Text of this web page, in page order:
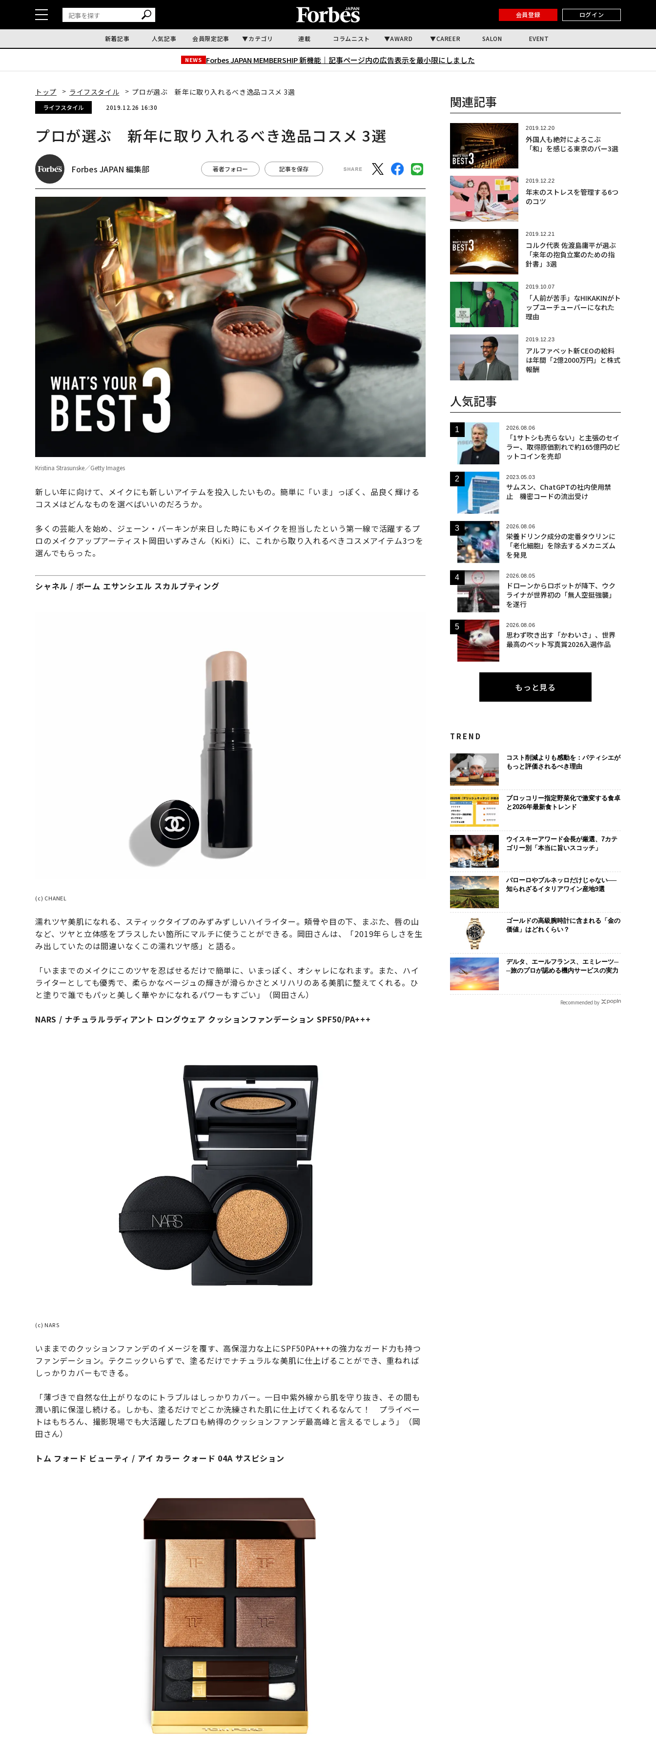
会員登録 ログイン
新着記事 人気記事 会員限定記事 カテゴリ 連載 コラムニスト AWARD CAREER SALON EVENT
NEWS Forbes JAPAN MEMBERSHIP 新機能｜ 記事ページ内の広告表示を最小限にしました
トップ ライフスタイル プロが選ぶ 新年に取り入れるべき逸品コスメ 3選
ライフスタイル 2019.12.26 16:30
プロが選ぶ 新年に取り入れるべき逸品コスメ 3選
Forbes JAPAN 編集部 著者フォロー 記事を保存
Kristina Strasunske／Getty Images
新しい年に向けて、メイクにも新しいアイテムを投入したいもの。簡単に「いま」っぽく、品良く輝ける
コスメはどんなものを選べばいいのだろうか。
多くの芸能人を始め、ジェーン・バーキンが来日した時にもメイクを担当したという第一線で活躍するプ
ロのメイクアップアーティスト岡田いずみさん（KiKi）に、これから取り入れるべきコスメアイテム3つを
選んでもらった。
シャネル / ボーム エサンシエル スカルプティング
(c) CHANEL
濡れツヤ美肌になれる、スティックタイプのみずみずしいハイライター。頬骨や目の下、まぶた、唇の山
など、ツヤと立体感をプラスしたい箇所にマルチに使うことができる。岡田さんは、「2019年らしさを生
み出していたのは間違いなくこの濡れツヤ感」と語る。
「いままでのメイクにこのツヤを忍ばせるだけで簡単に、いまっぽく、オシャレになれます。また、ハイ
ライターとしても優秀で、柔らかなベージュの輝きが滑らかさとメリハリのある美肌に整えてくれる。ひ
と塗りで誰でもパッと美しく華やかになれるパワーもすごい」（岡田さん）
NARS / ナチュラルラディアント ロングウェア クッションファンデーション SPF50/PA+++
(c) NARS
いままでのクッションファンデのイメージを覆す、高保湿力な上にSPF50PA+++の強力なガード力も持つ
ファンデーション。テクニックいらずで、塗るだけでナチュラルな美肌に仕上げることができ、重ねれば
しっかりカバーもできる。
「薄づきで自然な仕上がりなのにトラブルはしっかりカバー。一日中紫外線から肌を守り抜き、その間も
潤い肌に保湿し続ける。しかも、塗るだけでどこか洗練された肌に仕上げてくれるなんて！ プライベー
トはもちろん、撮影現場でも大活躍したプロも納得のクッションファンデ最高峰と言えるでしょう」（岡
田さん）
トム フォード ビューティ / アイ カラー クォード 04A サスピション
関連記事
2019.12.20
外国人も絶対によろこぶ
「和」を感じる東京のバー3選
2019.12.22
年末のストレスを管理する6つ
のコツ
2019.12.21
コルク代表 佐渡島庸平が選ぶ
「来年の抱負立案のための指
針書」3選
2019.10.07
「人前が苦手」なHIKAKINがト
ップユーチューバーになれた
理由
2019.12.23
アルファベット新CEOの給料
は年間「2億2000万円」と株式
報酬
人気記事
2026.08.06
「1サトシも売らない」と主張のセイ
ラー、取得原価割れで約165億円のビ
ットコインを売却
2023.05.03
サムスン、ChatGPTの社内使用禁
止 機密コードの流出受け
2026.08.06
栄養ドリンク成分の定番タウリンに
「老化細胞」を除去するメカニズム
を発見
2026.08.05
ドローンからロボットが降下、ウク
ライナが世界初の「無人空挺強襲」
を遂行
2026.08.06
思わず吹き出す「かわいさ」、世界
最高のペット写真賞2026入選作品
もっと見る
TREND
コスト削減よりも感動を：パティシエが
もっと評価されるべき理由
ブロッコリー指定野菜化で激変する食卓
と2026年最新食トレンド
ウイスキーアワード会長が厳選、7カテ
ゴリー別「本当に旨いスコッチ」
バローロやブルネッロだけじゃない──
知られざるイタリアワイン産地9選
ゴールドの高級腕時計に含まれる「金の
価値」はどれくらい？
デルタ、エールフランス、エミレーツ─
─旅のプロが認める機内サービスの実力
Recommended by